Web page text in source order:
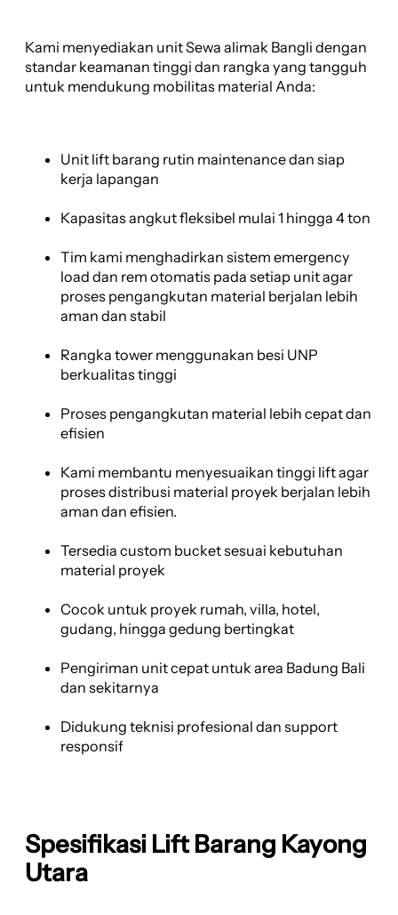
Kami menyediakan unit Sewa alimak Bangli dengan
standar keamanan tinggi dan rangka yang tangguh
untuk mendukung mobilitas material Anda:
Unit lift barang rutin maintenance dan siap
kerja lapangan
Kapasitas angkut fleksibel mulai 1 hingga 4 ton
Tim kami menghadirkan sistem emergency
load dan rem otomatis pada setiap unit agar
proses pengangkutan material berjalan lebih
aman dan stabil
Rangka tower menggunakan besi UNP
berkualitas tinggi
Proses pengangkutan material lebih cepat dan
efisien
Kami membantu menyesuaikan tinggi lift agar
proses distribusi material proyek berjalan lebih
aman dan efisien.
Tersedia custom bucket sesuai kebutuhan
material proyek
Cocok untuk proyek rumah, villa, hotel,
gudang, hingga gedung bertingkat
Pengiriman unit cepat untuk area Badung Bali
dan sekitarnya
Didukung teknisi profesional dan support
responsif
Spesifikasi Lift Barang Kayong
Utara